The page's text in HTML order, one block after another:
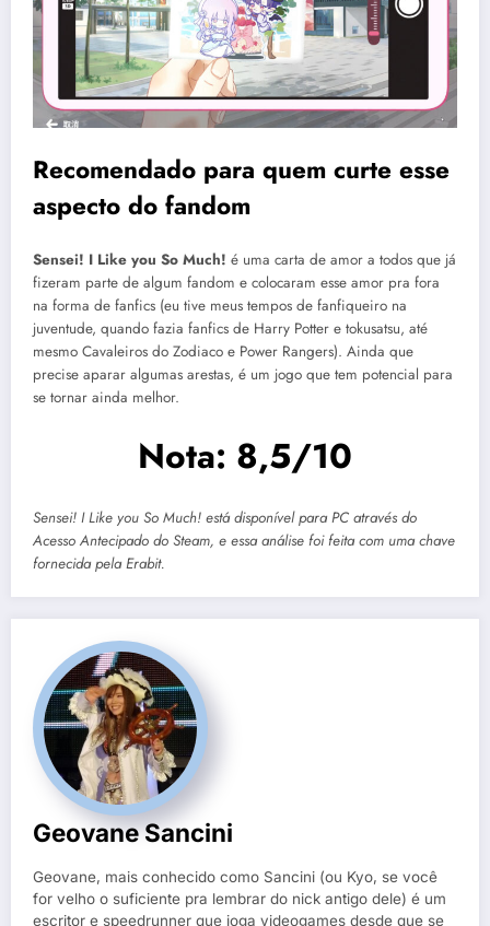
Recomendado para quem curte esse
aspecto do fandom
Sensei! I Like you So Much! é uma carta de amor a todos que já
fizeram parte de algum fandom e colocaram esse amor pra fora
na forma de fanfics (eu tive meus tempos de fanfiqueiro na
juventude, quando fazia fanfics de Harry Potter e tokusatsu, até
mesmo Cavaleiros do Zodiaco e Power Rangers). Ainda que
precise aparar algumas arestas, é um jogo que tem potencial para
se tornar ainda melhor.
Nota: 8,5/10
Sensei! I Like you So Much! está disponível para PC através do
Acesso Antecipado do Steam, e essa análise foi feita com uma chave
fornecida pela Erabit.
Geovane Sancini
Geovane, mais conhecido como Sancini (ou Kyo, se você
for velho o suficiente pra lembrar do nick antigo dele) é um
escritor e speedrunner que joga videogames desde que se